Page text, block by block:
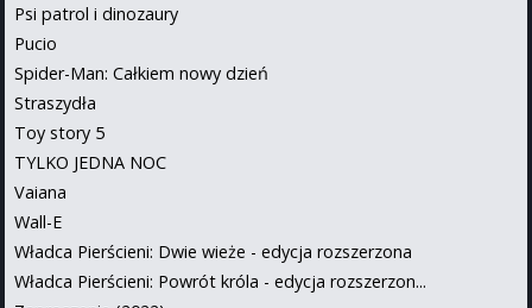
Psi patrol i dinozaury
Pucio
Spider-Man: Całkiem nowy dzień
Straszydła
Toy story 5
TYLKO JEDNA NOC
Vaiana
Wall-E
Władca Pierścieni: Dwie wieże - edycja rozszerzona
Władca Pierścieni: Powrót króla - edycja rozszerzon...